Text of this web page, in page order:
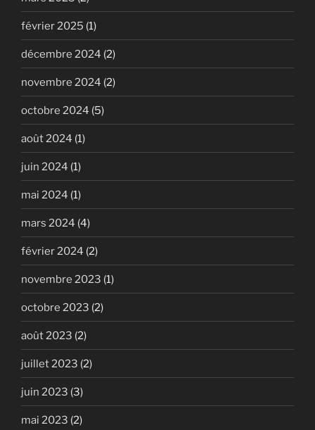
février 2025 (1)
décembre 2024 (2)
novembre 2024 (2)
octobre 2024 (5)
août 2024 (1)
juin 2024 (1)
mai 2024 (1)
mars 2024 (4)
février 2024 (2)
novembre 2023 (1)
octobre 2023 (2)
août 2023 (2)
juillet 2023 (2)
juin 2023 (3)
mai 2023 (2)